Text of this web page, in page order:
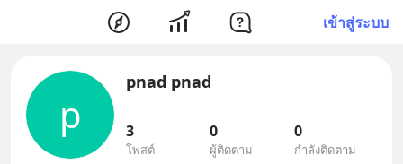
เข้าสู่ระบบ
p
pnad pnad
3
โพสต์
0
ผู้ติดตาม
0
กำลังติดตาม